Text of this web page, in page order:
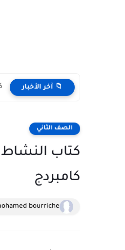
📁 آخر الأخبار
الصف الثاني
كتاب النشاط
كامبردج
bourriche